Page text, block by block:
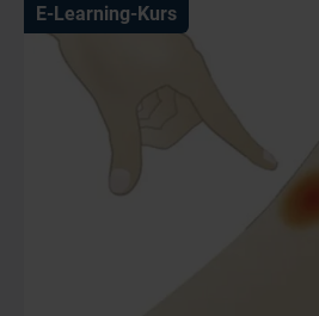
E-Learning-Kurs